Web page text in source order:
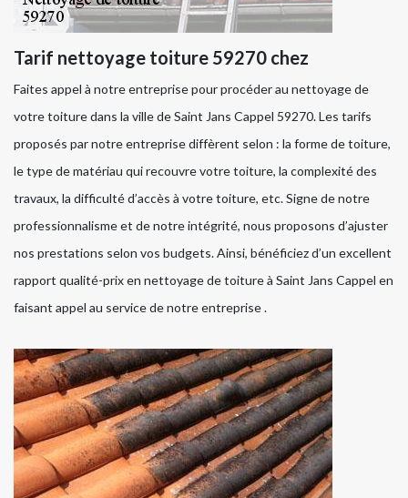
Tarif nettoyage toiture 59270 chez
Faites appel à notre entreprise pour procéder au nettoyage de
votre toiture dans la ville de Saint Jans Cappel 59270. Les tarifs
proposés par notre entreprise diffèrent selon : la forme de toiture,
le type de matériau qui recouvre votre toiture, la complexité des
travaux, la difficulté d’accès à votre toiture, etc. Signe de notre
professionnalisme et de notre intégrité, nous proposons d’ajuster
nos prestations selon vos budgets. Ainsi, bénéficiez d’un excellent
rapport qualité-prix en nettoyage de toiture à Saint Jans Cappel en
faisant appel au service de notre entreprise .